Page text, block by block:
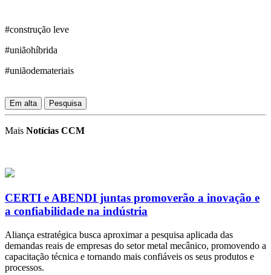
#construção leve
#uniãohíbrida
#uniãodemateriais
Em alta Pesquisa
Mais Notícias CCM
CERTI e ABENDI juntas promoverão a inovação e
a confiabilidade na indústria
Aliança estratégica busca aproximar a pesquisa aplicada das
demandas reais de empresas do setor metal mecânico, promovendo a
capacitação técnica e tornando mais confiáveis os seus produtos e
processos.